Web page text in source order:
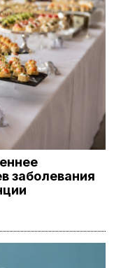
заболевания